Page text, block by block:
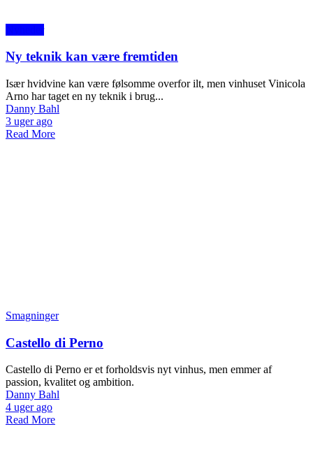
Ny teknik kan være fremtiden
Især hvidvine kan være følsomme overfor ilt, men vinhuset Vinicola
Arno har taget en ny teknik i brug...
Danny Bahl
3 uger ago
Read More
Smagninger
Castello di Perno
Castello di Perno er et forholdsvis nyt vinhus, men emmer af
passion, kvalitet og ambition.
Danny Bahl
4 uger ago
Read More